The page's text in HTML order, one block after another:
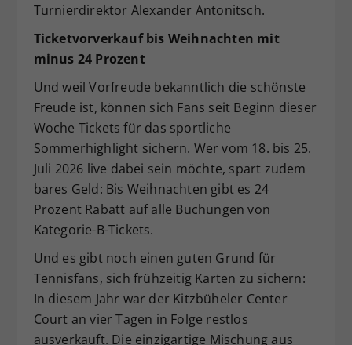
Turnierdirektor Alexander Antonitsch.
Ticketvorverkauf bis Weihnachten mit
minus 24 Prozent
Und weil Vorfreude bekanntlich die schönste
Freude ist, können sich Fans seit Beginn dieser
Woche Tickets für das sportliche
Sommerhighlight sichern. Wer vom 18. bis 25.
Juli 2026 live dabei sein möchte, spart zudem
bares Geld: Bis Weihnachten gibt es 24
Prozent Rabatt auf alle Buchungen von
Kategorie-B-Tickets.
Und es gibt noch einen guten Grund für
Tennisfans, sich frühzeitig Karten zu sichern:
In diesem Jahr war der Kitzbüheler Center
Court an vier Tagen in Folge restlos
ausverkauft. Die einzigartige Mischung aus